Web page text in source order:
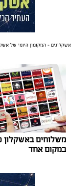
אשקלונים - המקומון היומי של
משלוחים באשקלון
במקום אחד